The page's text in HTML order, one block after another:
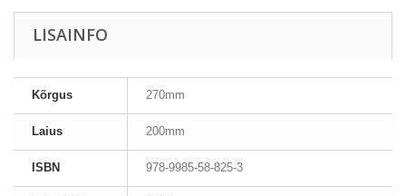
LISAINFO
Kõrgus 270mm
Laius 200mm
ISBN 978-9985-58-825-3